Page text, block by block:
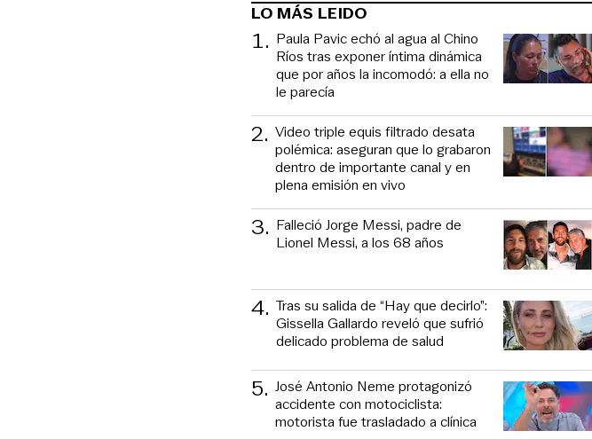
LO MÁS LEIDO
1. Paula Pavic echó al agua al Chino
Ríos tras exponer íntima dinámica
que por años la incomodó: a ella no
le parecía
2. Video triple equis filtrado desata
polémica: aseguran que lo grabaron
dentro de importante canal y en
plena emisión en vivo
3. Falleció Jorge Messi, padre de
Lionel Messi, a los 68 años
4. Tras su salida de “Hay que decirlo”:
Gissella Gallardo reveló que sufrió
delicado problema de salud
5. José Antonio Neme protagonizó
accidente con motociclista:
motorista fue trasladado a clínica